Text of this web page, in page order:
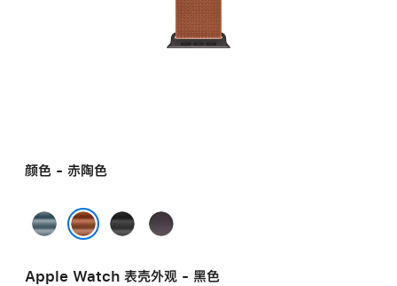
颜色 - 赤陶色
浅
黑
靛
色
Apple Watch 表壳外观 - 黑色